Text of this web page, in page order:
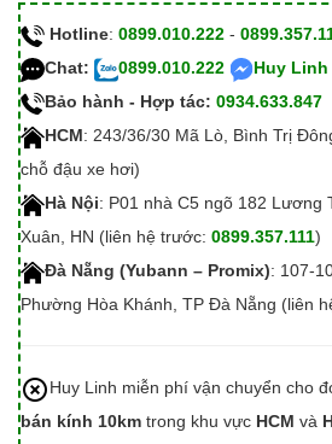
Hotline: 0899.010.222 -
Chat:
0899.010.222
Huy Linh
Bảo hành - Hợp tác: 0934.633.847
HCM: 243/36/30 Mã Lò, Bình Trị
chỗ đậu xe hơi)
Hà Nội: P01 nhà C5 ngõ 182 Lương
Xuân, HN (liên hệ trước: 0899.357.111)
Đà Nẵng (Yubann – Promix): 107-
Phường Hòa Khánh, TP Đà Nẵng (liên
Huy Linh miễn phí vận chuyển cho
bán kính 10km trong khu vực HCM và